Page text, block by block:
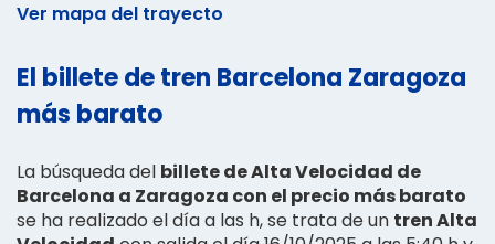
Ver mapa del trayecto
El billete de tren Barcelona Zaragoza
más barato
La búsqueda del billete de Alta Velocidad de
Barcelona a Zaragoza con el precio más barato
se ha realizado el día a las h, se trata de un tren Alta